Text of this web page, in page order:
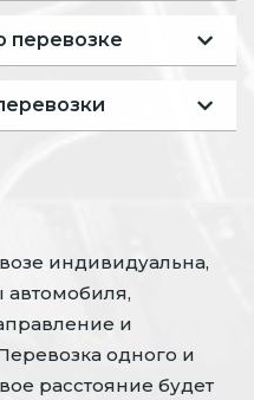
перевозке
индивидуальна,
автомобиля,
и
одного и
расстояние будет